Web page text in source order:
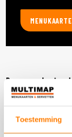
Toestemming
Deze producten
DOOS 600 STUKS